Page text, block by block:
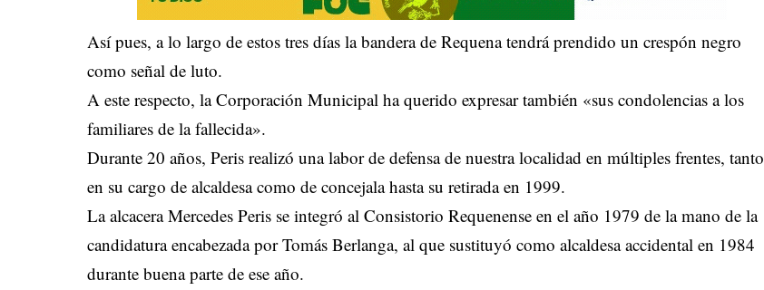
Así pues, a lo largo de estos tres días la bandera de Requena tendrá prendido un crespón negro
como señal de luto.
A este respecto, la Corporación Municipal ha querido expresar también «sus condolencias a los
familiares de la fallecida».
Durante 20 años, Peris realizó una labor de defensa de nuestra localidad en múltiples frentes, tanto
en su cargo de alcaldesa como de concejala hasta su retirada en 1999.
La alcacera Mercedes Peris se integró al Consistorio Requenense en el año 1979 de la mano de la
candidatura encabezada por Tomás Berlanga, al que sustituyó como alcaldesa accidental en 1984
durante buena parte de ese año.